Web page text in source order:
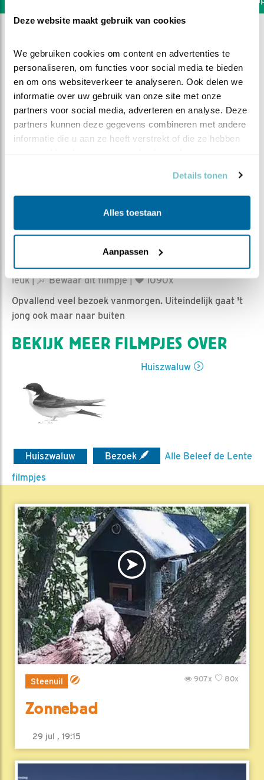
Deze website maakt gebruik van cookies
We gebruiken cookies om content en advertenties te
personaliseren, om functies voor social media te bieden
en om ons websiteverkeer te analyseren. Ook delen we
informatie over uw gebruik van onze site met onze
partners voor social media, adverteren en analyse. Deze
partners kunnen deze gegevens combineren met andere
informatie die u aan ze heeft verstrekt of die ze hebben
Details tonen
Alles toestaan
Aanpassen
Zaterdagochtend bezoek
Nella | Geplaatst op 3 augustus 2019, 9:59 |
Vind ik
leuk| Bewaar dit filmpje|
1090x
Opvallend veel bezoek vanmorgen. Uiteindelijk gaat 't
jong ook maar naar buiten
BEKIJK MEER FILMPJES OVER
Huiszwaluw
Huiszwaluw Bezoek
Alle Beleef de Lente
filmpjes
Steenuil 80x
907x
Zonnebad
29 jul , 19:15